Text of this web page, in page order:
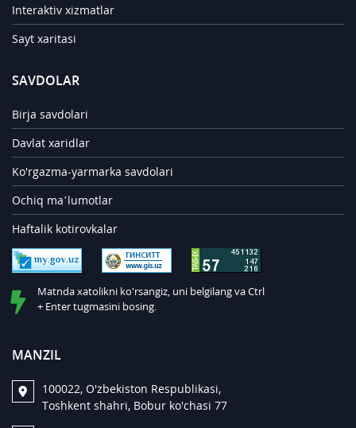
Interaktiv xizmatlar
Sayt xaritasi
SAVDOLAR
Birja savdolari
Davlat xaridlar
Ko'rgazma-yarmarka savdolari
Ochiq ma’lumotlar
Haftalik kotirovkalar
Matnda xatolikni ko'rsangiz, uni belgilang va Ctrl
+ Enter tugmasini bosing.
MANZIL
100022, O'zbekiston Respublikasi,
Toshkent shahri, Bobur ko'chasi 77